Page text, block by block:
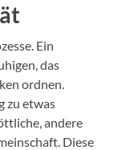
Ein
das
ordnen.
zu etwas
andere
Diese